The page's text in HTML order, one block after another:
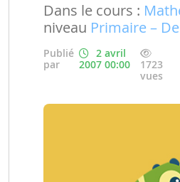
Dans le cours :
niveau Primaire –
Publié
par
2 avril
2007 00:00
1723
vues